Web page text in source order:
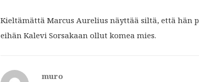
Kieltämättä Marcus Aurelius näyttää siltä, että hän
eihän Kalevi Sorsakaan ollut komea mies.
muro